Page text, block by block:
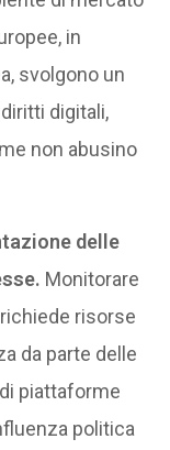
in
svolgono un
digitali,
non abusino
delle
Monitorare
risorse
da parte delle
piattaforme
politica